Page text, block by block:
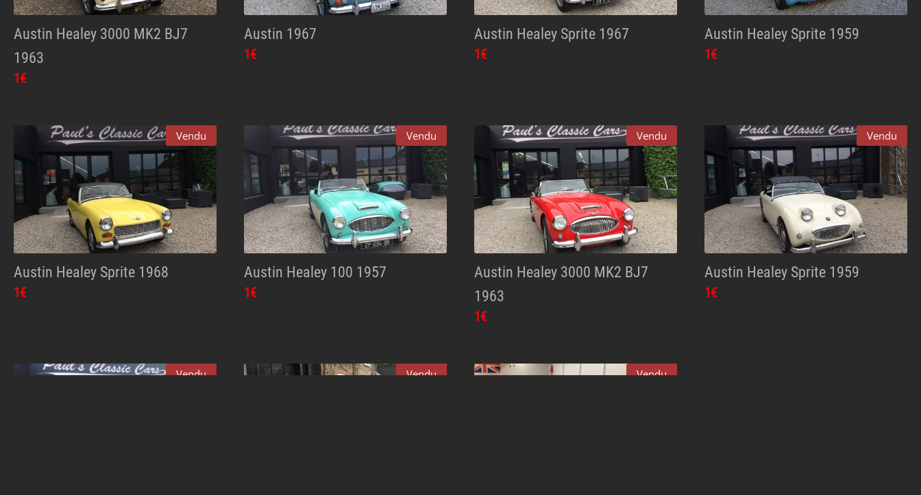
Austin Healey 3000 MK2 BJ7
1963
1€
Austin 1967
1€
Austin Healey Sprite 1967
1€
Austin Healey Sprite 1959
1€
Austin Healey Sprite 1968
1€
Vendu
Austin Healey 100 1957
1€
Vendu
Austin Healey 3000 MK2 BJ7
1963
1€
Vendu
Austin Healey Sprite 1959
1€
Vendu
Vendu Vendu Vendu